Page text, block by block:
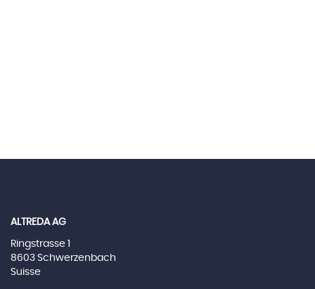
ALTREDA AG
Ringstrasse 1
8603 Schwerzenbach
Suisse